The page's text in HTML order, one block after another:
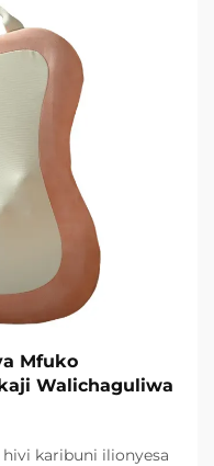
Mfuko
Walichaguliwa
karibuni ilionyesa